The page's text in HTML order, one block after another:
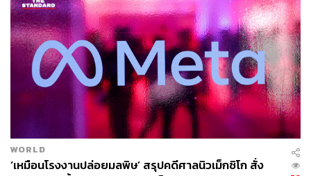
WORLD
‘เหมือนโรงงานปล่อยมลพิษ’ สรุปคดีศาลนิวเม็กซิโก สั่ง